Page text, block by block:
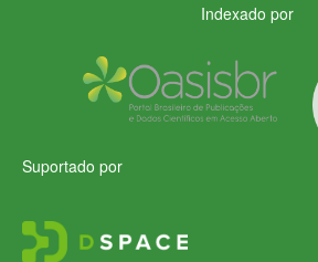
Indexado por
Suportado por